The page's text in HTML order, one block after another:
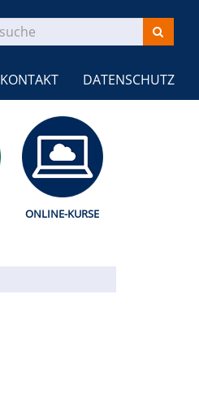
KONTAKT DATENSCHUTZ
ONLINE-KURSE